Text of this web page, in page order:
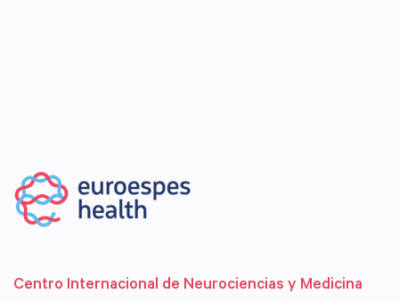
Centro Internacional de Neurociencias y Medicina